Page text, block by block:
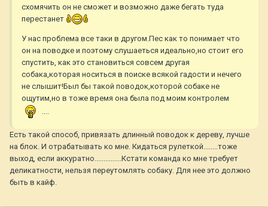
схомячить он не сможет и возможно даже бегать туда
перестанет
У нас проблема все таки в другом.Пес как то понимает что
он на поводке и поэтому слушаеться идеально,но стоит его
спустить, как это становиться совсем другая
собака,которая носиться в поиске всякой гадости и нечего
не слышит!Был бы такой поводок,которой собаке не
ощутим,но в тоже время она была под моим контролем
....
Есть такой способ, привязать длинный поводок к дереву, лучше
на блок. И отрабатывать ко мне. Кидаться рулеткой........тоже
выход, если аккуратно...............Кстати команда ко мне требует
деликатности, нельзя переутомлять собаку. Для нее это должно
быть в кайф.